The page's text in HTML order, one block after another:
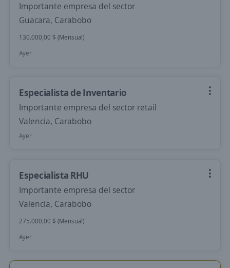
Importante empresa del sector
Guacara, Carabobo
130.000,00 $ (Mensual)
Ayer
Especialista de Inventario
Importante empresa del sector retail
Valencia, Carabobo
Ayer
Especialista RHU
Importante empresa del sector
Valencia, Carabobo
275.000,00 $ (Mensual)
Ayer